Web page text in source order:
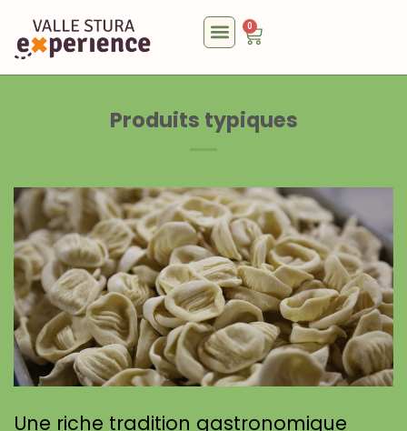
0
Produits typiques
Une riche tradition gastronomique